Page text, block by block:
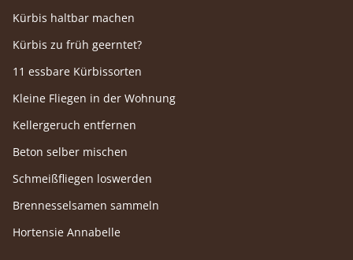
Kürbis haltbar machen
Kürbis zu früh geerntet?
11 essbare Kürbissorten
Kleine Fliegen in der Wohnung
Kellergeruch entfernen
Beton selber mischen
Schmeißfliegen loswerden
Brennesselsamen sammeln
Hortensie Annabelle